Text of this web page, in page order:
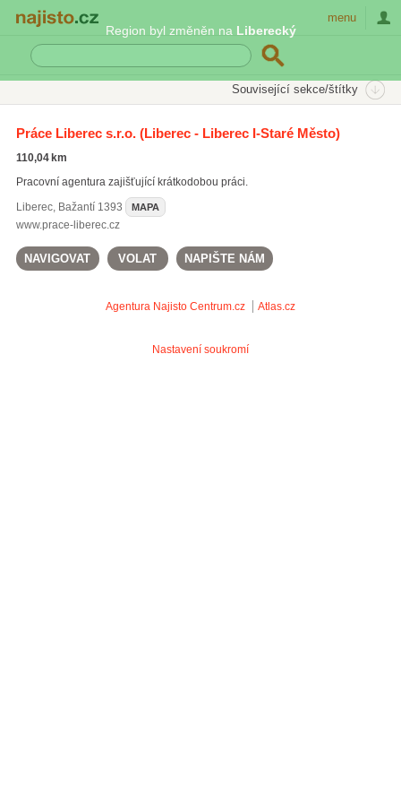
Region byl změněn na Liberecký
menu
Související sekce/štítky
Brigády a krátkodobé práce
Práce Liberec s.r.o.(Liberec - Liberec I-Staré Město)
110,04 km
Pracovní agentura zajišťující krátkodobou práci.
Liberec, Bažantí 1393 MAPA
www.prace-liberec.cz
NAVIGOVAT VOLAT NAPIŠTE NÁM
Agentura Najisto Centrum.cz Atlas.cz
Nastavení soukromí